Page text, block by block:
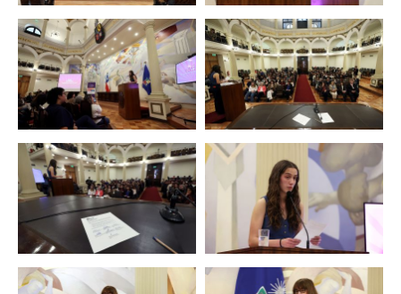
Zoom Zoom
Zoom Zoom
Zoom Zoom